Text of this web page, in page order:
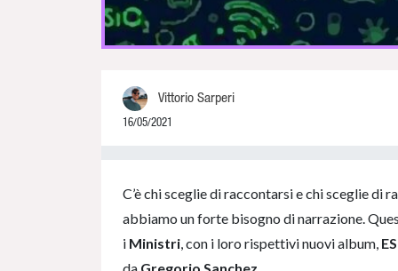
Vittorio Sarperi
16/05/2021
C’è chi sceglie di raccontarsi e chi sceglie di
abbiamo un forte bisogno di narrazione.
i Ministri , con i loro rispettivi nuovi album,